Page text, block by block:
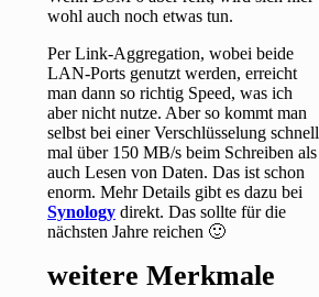
wohl auch noch etwas tun.
Per Link-Aggregation, wobei beide
LAN-Ports genutzt werden, erreicht
man dann so richtig Speed, was ich
aber nicht nutze. Aber so kommt man
selbst bei einer Verschlüsselung schnell
mal über 150 MB/s beim Schreiben als
auch Lesen von Daten. Das ist schon
enorm. Mehr Details gibt es dazu bei
Synology direkt. Das sollte für die
nächsten Jahre reichen 🙂
weitere Merkmale